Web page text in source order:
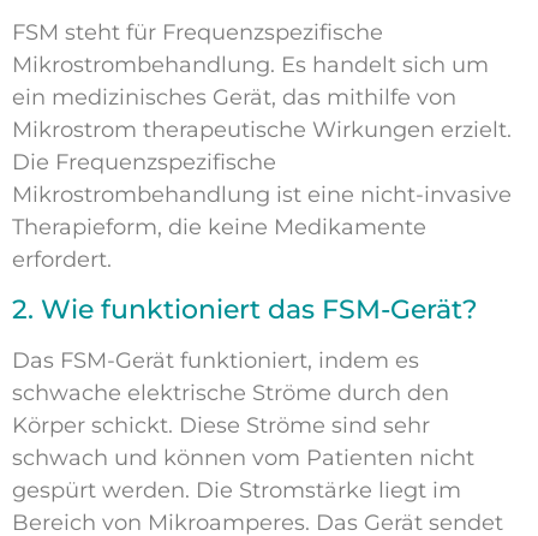
FSM steht für Frequenzspezifische
Mikrostrombehandlung. Es handelt sich um
ein medizinisches Gerät, das mithilfe von
Mikrostrom therapeutische Wirkungen erzielt.
Die Frequenzspezifische
Mikrostrombehandlung ist eine nicht-invasive
Therapieform, die keine Medikamente
erfordert.
2. Wie funktioniert das FSM-Gerät?
Das FSM-Gerät funktioniert, indem es
schwache elektrische Ströme durch den
Körper schickt. Diese Ströme sind sehr
schwach und können vom Patienten nicht
gespürt werden. Die Stromstärke liegt im
Bereich von Mikroamperes. Das Gerät sendet